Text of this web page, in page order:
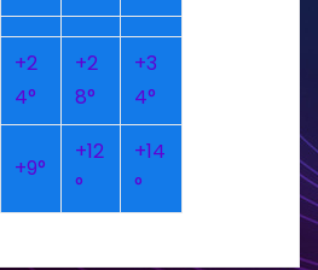
+2
4°
+2
8°
+3
4°
+9°
+12
°
+14
°